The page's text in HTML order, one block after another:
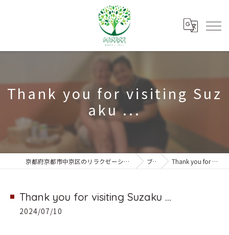
Thank you for visiting Suz
aku ...
京都府京都市中京区のリラクゼーションなら朱雀ボディーサロンKIRARA ブログ Thank you for visiting Suzaku ...
Thank you for visiting Suzaku ...
2024/07/10